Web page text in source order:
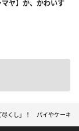
マヤ】か、かわいす
尽くし」！ パイやケーキ、